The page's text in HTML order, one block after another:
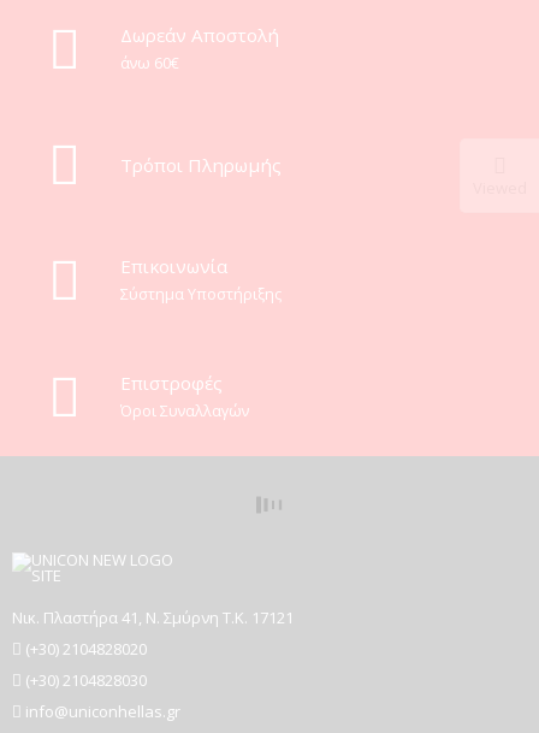
Δωρεάν Αποστολή
άνω 60€
Τρόποι Πληρωμής
Eπικοινωνία
Σύστημα Υποστήριξης
Επιστροφές
Όροι Συναλλαγών
Νικ. Πλαστήρα 41, Ν. Σμύρνη T.K. 17121
(+30) 2104828020
(+30) 2104828030
info@uniconhellas.gr